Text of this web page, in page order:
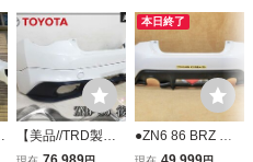
【美品//TRD製オ
プションスポイラ
本日終了
●ZN6 86 BRZ 後
期 純正 リアバン